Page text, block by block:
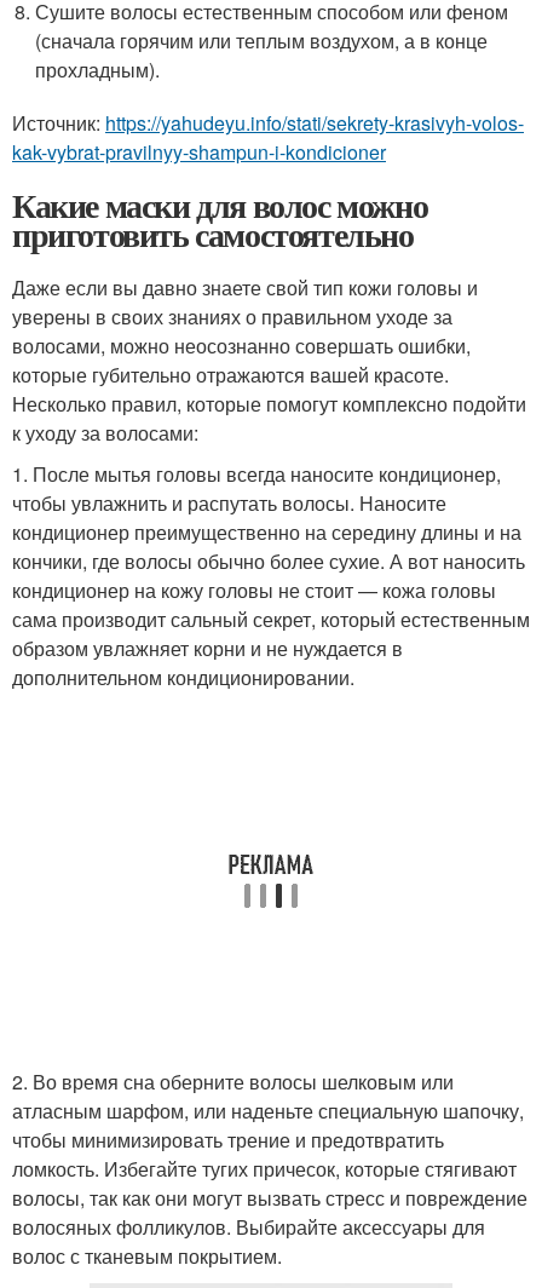
Сушите волосы естественным способом или феном
(сначала горячим или теплым воздухом, а в конце
прохладным).
Источник: https://yahudeyu.info/stati/sekrety-krasivyh-volos-
kak-vybrat-pravilnyy-shampun-i-kondicioner
Какие маски для волос можно
приготовить самостоятельно
Даже если вы давно знаете свой тип кожи головы и
уверены в своих знаниях о правильном уходе за
волосами, можно неосознанно совершать ошибки,
которые губительно отражаются вашей красоте.
Несколько правил, которые помогут комплексно подойти
к уходу за волосами:
1. После мытья головы всегда наносите кондиционер,
чтобы увлажнить и распутать волосы. Наносите
кондиционер преимущественно на середину длины и на
кончики, где волосы обычно более сухие. А вот наносить
кондиционер на кожу головы не стоит — кожа головы
сама производит сальный секрет, который естественным
образом увлажняет корни и не нуждается в
дополнительном кондиционировании.
2. Во время сна оберните волосы шелковым или
атласным шарфом, или наденьте специальную шапочку,
чтобы минимизировать трение и предотвратить
ломкость. Избегайте тугих причесок, которые стягивают
волосы, так как они могут вызвать стресс и повреждение
волосяных фолликулов. Выбирайте аксессуары для
волос с тканевым покрытием.